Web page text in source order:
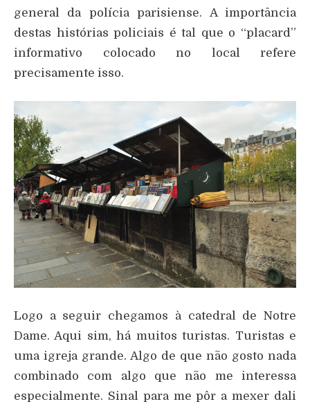
general da polícia parisiense. A importância
destas histórias policiais é tal que o “placard”
informativo colocado no local refere
precisamente isso.
Logo a seguir chegamos à catedral de Notre
Dame. Aqui sim, há muitos turistas. Turistas e
uma igreja grande. Algo de que não gosto nada
combinado com algo que não me interessa
especialmente. Sinal para me pôr a mexer dali